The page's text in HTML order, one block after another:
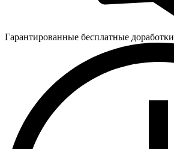
Гарантированные бесплатные доработки